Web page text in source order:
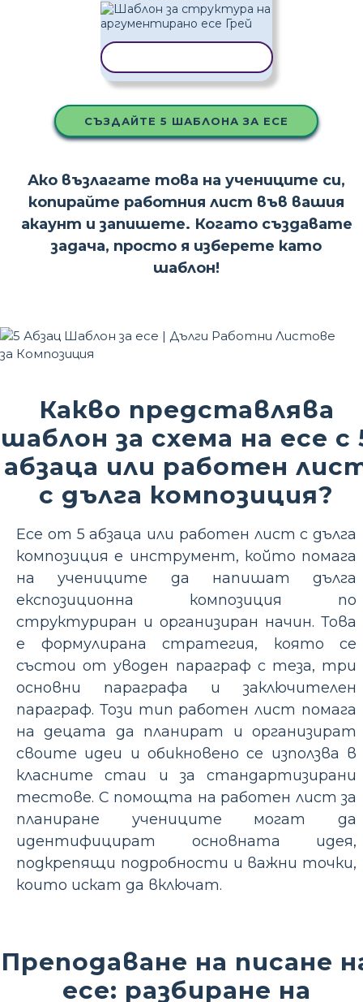
СЪЗДАЙТЕ 5 ШАБЛОНА ЗА ЕСЕ
Ако възлагате това на учениците си,
копирайте работния лист във вашия
акаунт и запишете. Когато създавате
задача, просто я изберете като
шаблон!
Какво представлява
шаблон за схема на есе с
абзаца или работен
с дълга композиция?
Есе от 5 абзаца или работен лист с дълга
композиция е инструмент, който помага
на учениците да напишат дълга
експозиционна композиция по
структуриран и организиран начин. Това
е формулирана стратегия, която се
състои от уводен параграф с теза, три
основни параграфа и заключителен
параграф. Този тип работен лист помага
на децата да планират и организират
своите идеи и обикновено се използва в
класните стаи и за стандартизирани
тестове. С помощта на работен лист за
планиране учениците могат да
идентифицират основната идея,
подкрепящи подробности и важни точки,
които искат да включат.
Преподаване на писане
есе: разбиране на